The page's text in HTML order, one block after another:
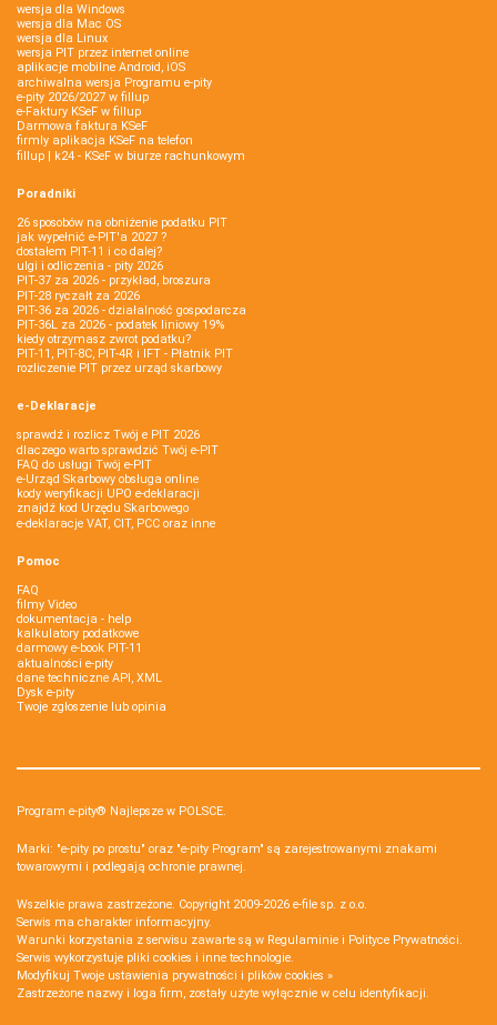
wersja dla Windows
wersja dla Mac OS
wersja dla Linux
wersja PIT przez internet online
aplikacje mobilne Android, iOS
archiwalna wersja Programu e-pity
e-pity 2026/2027 w fillup
e‑Faktury KSeF w fillup
Darmowa faktura KSeF
firmly aplikacja KSeF na telefon
fillup | k24 - KSeF w biurze rachunkowym
Poradniki
26 sposobów na obniżenie podatku PIT
jak wypełnić e-PIT'a 2027 ?
dostałem PIT-11 i co dalej?
ulgi i odliczenia - pity 2026
PIT-37 za 2026 - przykład, broszura
PIT-28 ryczałt za 2026
PIT-36 za 2026 - działalność gospodarcza
PIT-36L za 2026 - podatek liniowy 19%
kiedy otrzymasz zwrot podatku?
PIT-11, PIT-8C, PIT-4R i IFT - Płatnik PIT
rozliczenie PIT przez urząd skarbowy
e-Deklaracje
sprawdź i rozlicz Twój e PIT 2026
dlaczego warto sprawdzić Twój e-PIT
FAQ do usługi Twój e-PIT
e-Urząd Skarbowy obsługa online
kody weryfikacji UPO e-deklaracji
znajdź kod Urzędu Skarbowego
e-deklaracje VAT, CIT, PCC oraz inne
Pomoc
FAQ
filmy Video
dokumentacja - help
kalkulatory podatkowe
darmowy e-book PIT-11
aktualności e-pity
dane techniczne API, XML
Dysk e-pity
Twoje zgłoszenie lub opinia
Program e-pity® Najlepsze w POLSCE.
Marki: "e-pity po prostu" oraz "e-pity Program" są zarejestrowanymi znakami
towarowymi i podlegają ochronie prawnej.
Wszelkie prawa zastrzeżone. Copyright 2009-2026 e-file sp. z o.o.
Serwis ma charakter informacyjny.
Warunki korzystania z serwisu zawarte są w Regulaminie i Polityce Prywatności.
Serwis wykorzystuje pliki cookies i inne technologie.
Modyfikuj Twoje ustawienia prywatności i plików cookies »
Zastrzeżone nazwy i loga firm, zostały użyte wyłącznie w celu identyfikacji.